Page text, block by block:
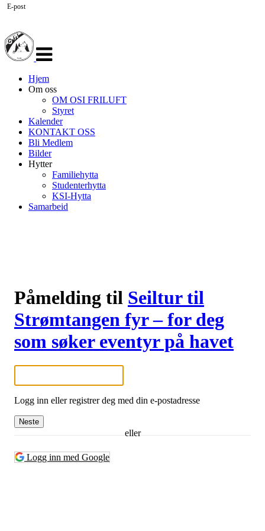
navigasjon
Hjem
Om oss
OM OSI FRILUFT
Styret
Kalender
KONTAKT OSS
Bli Medlem
Bilder
Hytter
Familiehytta
Studenterhytta
KSI-Hytta
Samarbeid
Påmelding til Seiltur til
Strømtangen fyr – for deg
som søker eventyr på havet
E-post
Logg inn eller registrer deg med din e-postadresse
Neste
eller
Logg inn med Google